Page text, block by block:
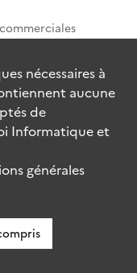
nécessaires à
aucune
de
Informatique et
générales